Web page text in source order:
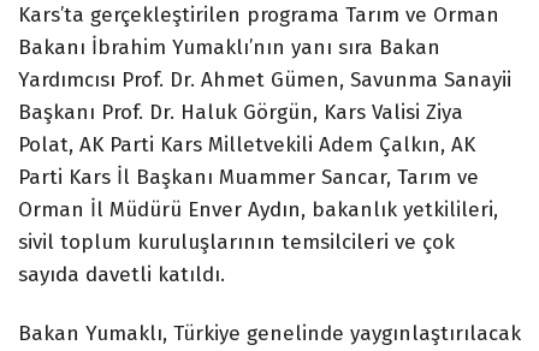
Kars’ta gerçekleştirilen programa Tarım ve Orman
Bakanı İbrahim Yumaklı’nın yanı sıra Bakan
Yardımcısı Prof. Dr. Ahmet Gümen, Savunma Sanayii
Başkanı Prof. Dr. Haluk Görgün, Kars Valisi Ziya
Polat, AK Parti Kars Milletvekili Adem Çalkın, AK
Parti Kars İl Başkanı Muammer Sancar, Tarım ve
Orman İl Müdürü Enver Aydın, bakanlık yetkilileri,
sivil toplum kuruluşlarının temsilcileri ve çok
sayıda davetli katıldı.
Bakan Yumaklı, Türkiye genelinde yaygınlaştırılacak